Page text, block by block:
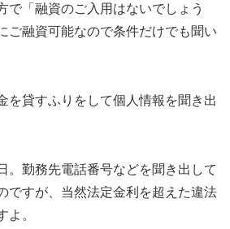
で「融資のご入用はないでしょう
ご融資可能なので条件だけでも聞い
を貸すふりをして個人情報を聞き出
。勤務先電話番号などを聞き出して
ですが、当然法定金利を超えた違法
よ。